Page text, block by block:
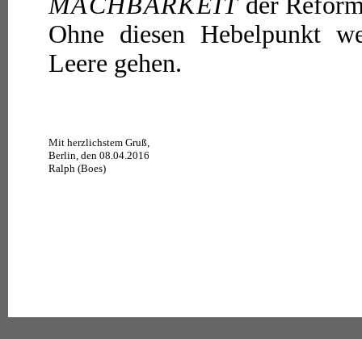
Ohne diesen Hebelpunkt
Leere gehen.
Mit herzlichstem Gruß,
Berlin, den 08.04.2016
Ralph (Boes)